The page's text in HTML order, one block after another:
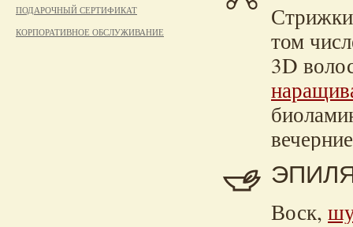
ПОДАРОЧНЫЙ СЕРТИФИКАТ
КОРПОРАТИВНОЕ ОБСЛУЖИВАНИЕ
том
3D
Воск,